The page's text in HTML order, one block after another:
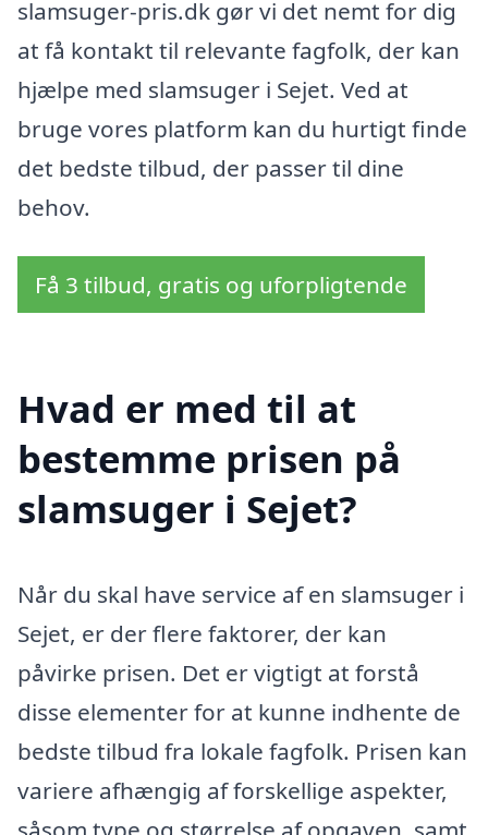
slamsuger-pris.dk gør vi det nemt for dig
at få kontakt til relevante fagfolk, der kan
hjælpe med slamsuger i Sejet. Ved at
bruge vores platform kan du hurtigt finde
det bedste tilbud, der passer til dine
behov.
Få 3 tilbud, gratis og uforpligtende
Hvad er med til at
bestemme prisen på
slamsuger i Sejet?
Når du skal have service af en slamsuger i
Sejet, er der flere faktorer, der kan
påvirke prisen. Det er vigtigt at forstå
disse elementer for at kunne indhente de
bedste tilbud fra lokale fagfolk. Prisen kan
variere afhængig af forskellige aspekter,